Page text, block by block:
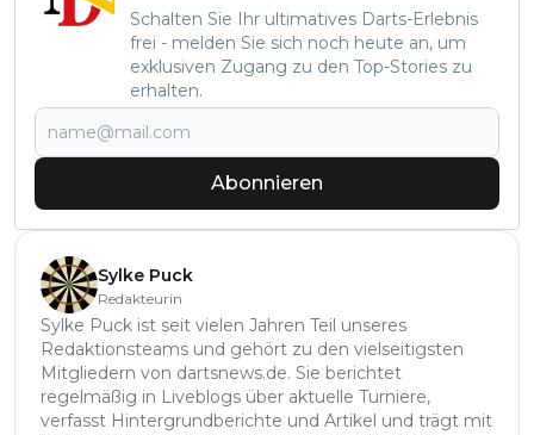
Schalten Sie Ihr ultimatives Darts-Erlebnis
frei - melden Sie sich noch heute an, um
exklusiven Zugang zu den Top-Stories zu
erhalten.
Abonnieren
Sylke Puck
Redakteurin
Sylke Puck ist seit vielen Jahren Teil unseres
Redaktionsteams und gehört zu den vielseitigsten
Mitgliedern von dartsnews.de. Sie berichtet
regelmäßig in Liveblogs über aktuelle Turniere,
verfasst Hintergrundberichte und Artikel und trägt mit